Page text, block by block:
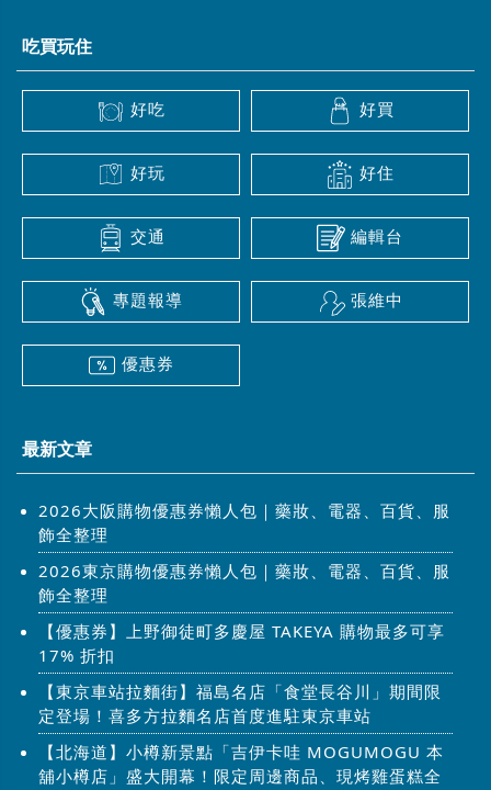
吃買玩住
好吃 好買
好玩 好住
交通 編輯台
專題報導 張維中
優惠券
最新文章
2026大阪購物優惠券懶人包｜藥妝、電器、百貨、服
飾全整理
2026東京購物優惠券懶人包｜藥妝、電器、百貨、服
飾全整理
【優惠券】上野御徒町多慶屋 TAKEYA 購物最多可享
17% 折扣
【東京車站拉麵街】福島名店「食堂長谷川」期間限
定登場！喜多方拉麵名店首度進駐東京車站
【北海道】小樽新景點「吉伊卡哇 MOGUMOGU 本
舖小樽店」盛大開幕！限定周邊商品、現烤雞蛋糕全